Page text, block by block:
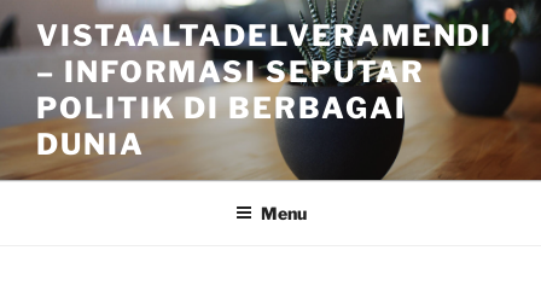
Skip
to
content
VISTAALTADELVERAMENDI
– INFORMASI SEPUTAR
POLITIK DI BERBAGAI
DUNIA
Menu